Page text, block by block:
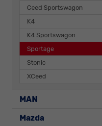
Ceed Sportswagon
K4
K4 Sportswagon
Sportage
Stonic
XCeed
MAN
Mazda